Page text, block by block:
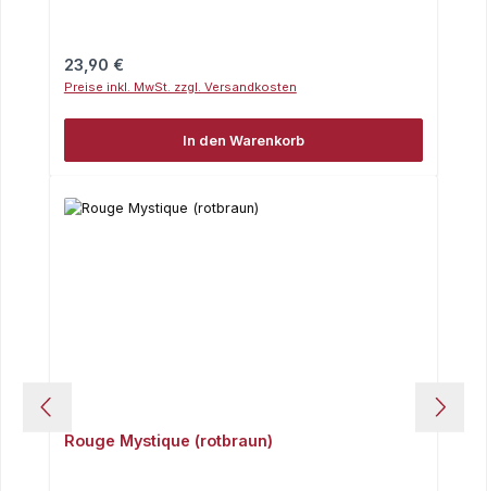
Regulärer Preis:
23,90 €
Preise inkl. MwSt. zzgl. Versandkosten
In den Warenkorb
Rouge Mystique (rotbraun)